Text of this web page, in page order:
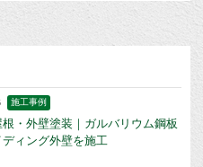
施工事例
・外壁塗装｜ガルバリウム鋼板
ィング外壁を施工